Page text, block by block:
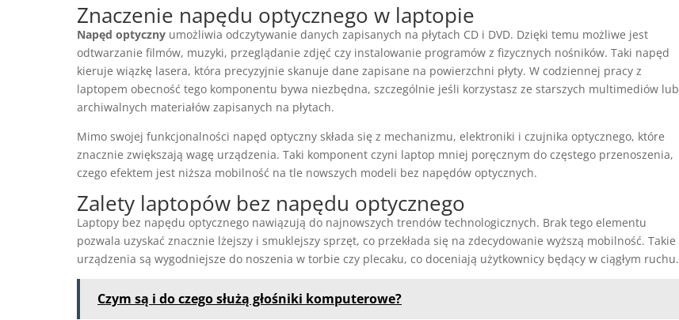
Znaczenie napędu optycznego w laptopie
Napęd optyczny umożliwia odczytywanie danych zapisanych na płytach CD i DVD. Dzięki temu możliwe jest
odtwarzanie filmów, muzyki, przeglądanie zdjęć czy instalowanie programów z fizycznych nośników. Taki napęd
kieruje wiązkę lasera, która precyzyjnie skanuje dane zapisane na powierzchni płyty. W codziennej pracy z
laptopem obecność tego komponentu bywa niezbędna, szczególnie jeśli korzystasz ze starszych multimediów lub
archiwalnych materiałów zapisanych na płytach.
Mimo swojej funkcjonalności napęd optyczny składa się z mechanizmu, elektroniki i czujnika optycznego, które
znacznie zwiększają wagę urządzenia. Taki komponent czyni laptop mniej poręcznym do częstego przenoszenia,
czego efektem jest niższa mobilność na tle nowszych modeli bez napędów optycznych.
Zalety laptopów bez napędu optycznego
Laptopy bez napędu optycznego nawiązują do najnowszych trendów technologicznych. Brak tego elementu
pozwala uzyskać znacznie lżejszy i smuklejszy sprzęt, co przekłada się na zdecydowanie wyższą mobilność. Takie
urządzenia są wygodniejsze do noszenia w torbie czy plecaku, co doceniają użytkownicy będący w ciągłym ruchu.
Czym są i do czego służą głośniki komputerowe?